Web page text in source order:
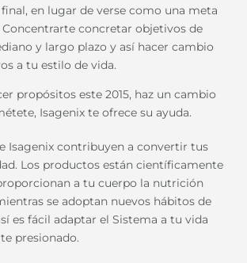
en lugar de verse como una meta
concretar objetivos de
y largo plazo y así hacer cambio
a tu estilo de vida.
propósitos este 2015, haz un cambio
Isagenix te ofrece su ayuda.
Isagenix contribuyen a convertir tus
Los productos están científicamente
a tu cuerpo la nutrición
se adoptan nuevos hábitos de
es fácil adaptar el Sistema a tu vida
presionado.